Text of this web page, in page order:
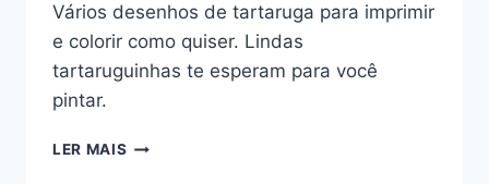
Vários desenhos de tartaruga para imprimir
e colorir como quiser. Lindas
tartaruguinhas te esperam para você
pintar.
LER MAIS TARTARUGA